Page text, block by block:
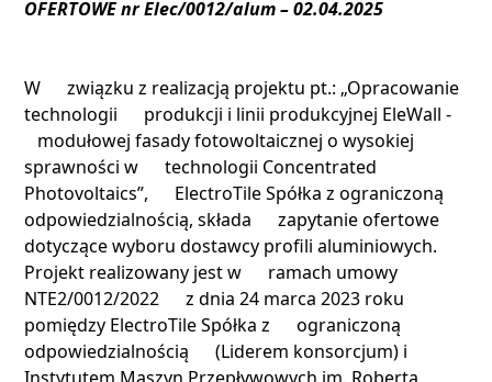
OFERTOWE nr Elec/0012/alum – 02.04.2025
W związku z realizacją projektu pt.: „Opracowanie
technologii produkcji i linii produkcyjnej EleWall -
modułowej fasady fotowoltaicznej o wysokiej
sprawności w technologii Concentrated
Photovoltaics”, ElectroTile Spółka z ograniczoną
odpowiedzialnością, składa zapytanie ofertowe
dotyczące wyboru dostawcy profili aluminiowych.
Projekt realizowany jest w ramach umowy
NTE2/0012/2022 z dnia 24 marca 2023 roku
pomiędzy ElectroTile Spółka z ograniczoną
odpowiedzialnością (Liderem konsorcjum) i